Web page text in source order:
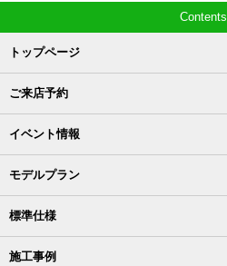
Contents
トップページ
ご来店予約
イベント情報
モデルプラン
標準仕様
施工事例